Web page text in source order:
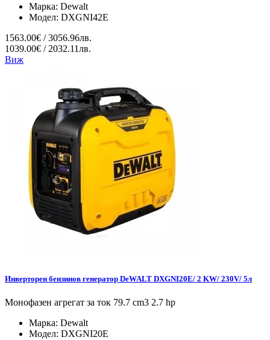
Марка: Dewalt
Модел: DXGNI42E
1563.00€ / 3056.96лв.
1039.00€ / 2032.11лв.
Виж
Инверторен бензинов генератор DeWALT DXGNI20E/ 2 KW/ 230V/ 5л
Монофазен агрегат за ток 79.7 cm3 2.7 hp
Марка: Dewalt
Модел: DXGNI20E